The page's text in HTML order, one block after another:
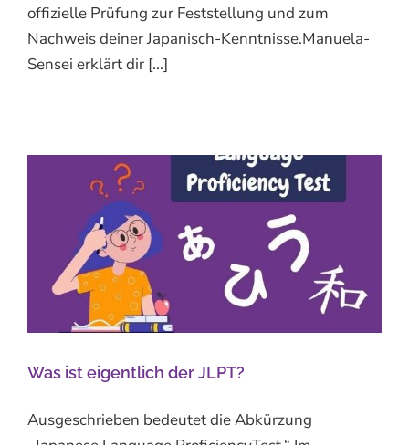
offizielle Prüfung zur Feststellung und zum
Nachweis deiner Japanisch-Kenntnisse.Manuela-
Sensei erklärt dir [...]
Was ist eigentlich der JLPT?
Ausgeschrieben bedeutet die Abkürzung